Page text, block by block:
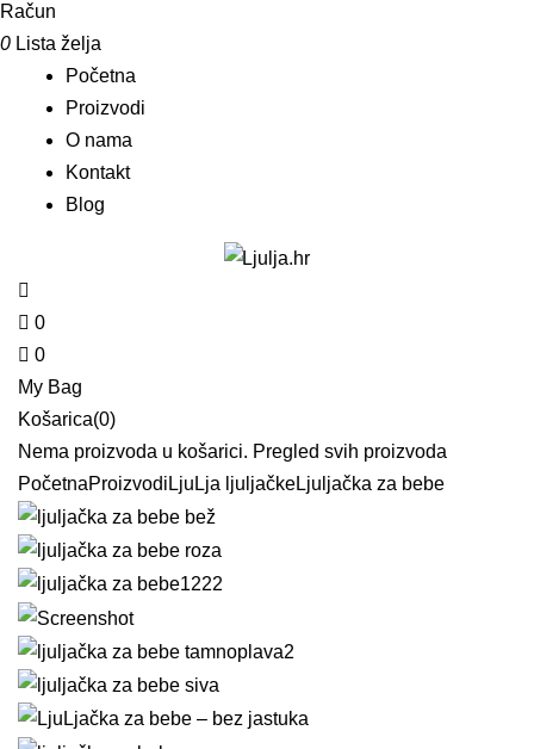
Račun
0 Lista želja
Početna
Proizvodi
O nama
Kontakt
Blog
0
0
My Bag
Košarica(0)
Nema proizvoda u košarici. Pregled svih proizvoda
PočetnaProizvodi LjuLja ljuljačkeLjuljačka za bebe